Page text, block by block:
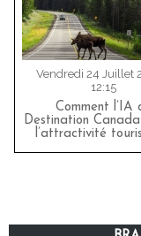
Vendredi 24 Juillet
12:15
Comment l’IA
Destination
l’attractivité